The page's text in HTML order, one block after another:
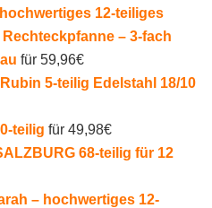
12-teiliges
– 3-fach
für 59,96€
5-teilig Edelstahl 18/10
teilig für 49,98€
68-teilig für 12
– hochwertiges 12-